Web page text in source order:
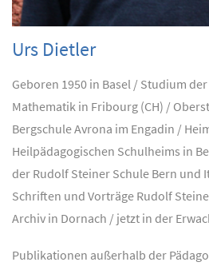
Urs Dietler
Geboren 1950 in Basel / Studium
Mathematik in Fribourg (CH) /
Bergschule Avrona im Engadin /
Heilpädagogischen Schulheims in
der Rudolf Steiner Schule Bern und
Schriften und Vorträge Rudolf
Archiv in Dornach / jetzt in der
Publikationen außerhalb der